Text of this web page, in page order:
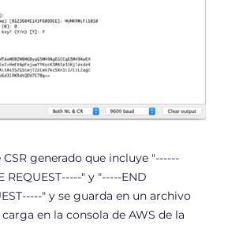
generado que incluye "------
REQUEST-----" y "-----END
" y se guarda en un archivo
en la consola de AWS de la